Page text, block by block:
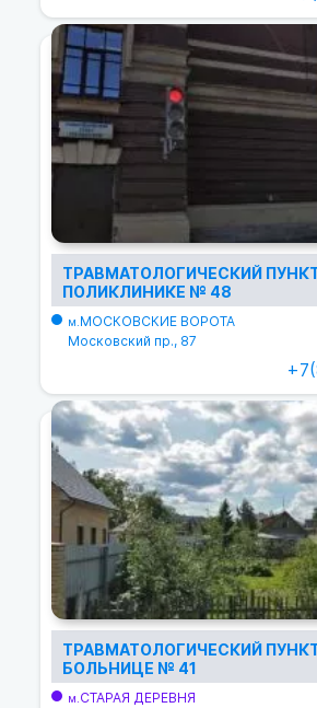
ТРАВМАТОЛОГИЧЕСКИЙ
ПОЛИКЛИНИКЕ № 48
м.МОСКОВСКИЕ ВОРОТА
Московский пр., 87
ТРАВМАТОЛОГИЧЕСКИЙ
БОЛЬНИЦЕ № 41
м.СТАРАЯ ДЕРЕВНЯ